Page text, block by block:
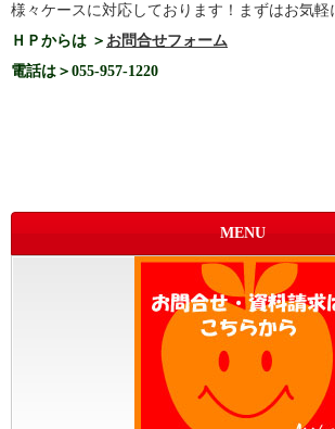
様々ケースに対応しております！まずはお気軽
ＨＰからは ＞ お問合せフォーム
電話は＞055-957-1220
MENU